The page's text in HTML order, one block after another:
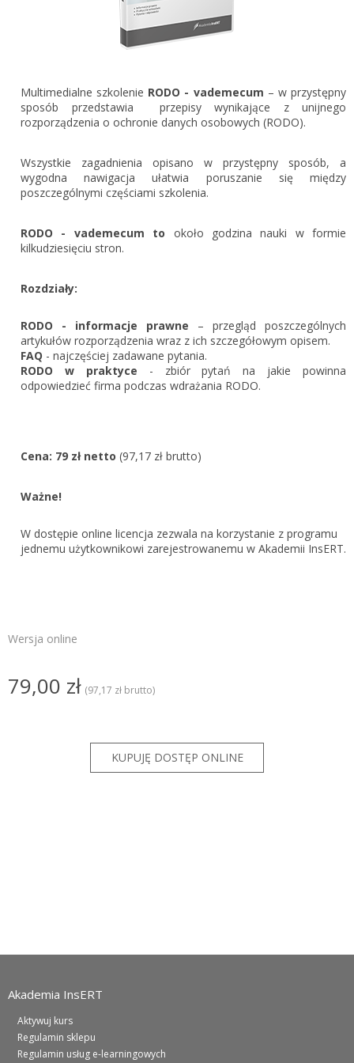
Gestor nexo PRO krok po kroku
KSeF w Subiekcie GT
KSeF w Rachmistrzu i Rewizorze GT
Portal Dokumentów z obsługą KSeF dla firm
rachunkowych
Logowanie do Akademi InsERT
Login
Zapomniałem hasła
Nie masz konta
Zarejestruj
Multimedialne szkolenie RODO - vademecum – w przystępny
sposób przedstawia przepisy wynikające z unijnego
rozporządzenia o ochronie danych osobowych (RODO).
Wszystkie zagadnienia opisano w przystępny sposób, a
wygodna nawigacja ułatwia poruszanie się między
poszczególnymi częściami szkolenia.
RODO - vademecum to około godzina nauki w formie
kilkudziesięciu stron.
Rozdziały:
RODO - informacje prawne – przegląd poszczególnych
artykułów rozporządzenia wraz z ich szczegółowym opisem.
FAQ - najczęściej zadawane pytania.
RODO w praktyce - zbiór pytań na jakie powinna
odpowiedzieć firma podczas wdrażania RODO.
Cena: 79 zł netto (97,17 zł brutto)
Ważne!
W dostępie online licencja zezwala na korzystanie z programu
jednemu użytkownikowi zarejestrowanemu w Akademii InsERT.
Wersja online
79,00 zł (97,17 zł brutto)
Akademia InsERT
Aktywuj kurs
Regulamin sklepu
Regulamin usług e-learningowych